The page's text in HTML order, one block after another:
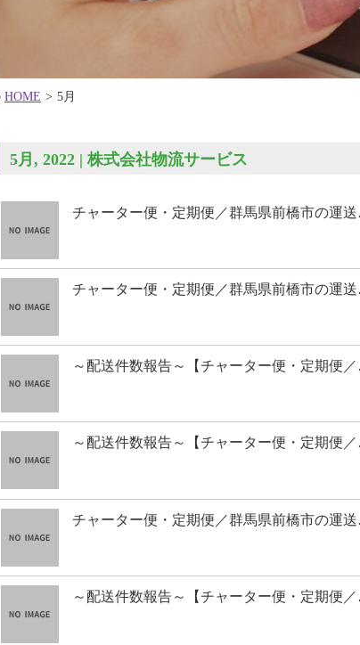
HOME > 5月
5月, 2022 | 株式会社物流サービス
チャーター便・定期便／群馬県前橋市の運
チャーター便・定期便／群馬県前橋市の運
～配送件数報告～【チャーター便・定期便
～配送件数報告～【チャーター便・定期便
チャーター便・定期便／群馬県前橋市の運
～配送件数報告～【チャーター便・定期便